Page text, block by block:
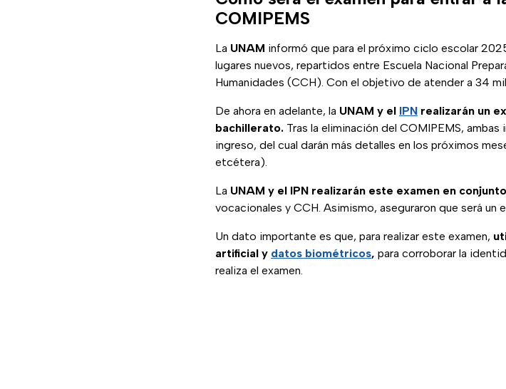
COMIPEMS
La UNAM informó que para el próximo ciclo escolar
lugares nuevos, repartidos entre Escuela Nacional
Humanidades (CCH). Con el objetivo de atender a 34
De ahora en adelante, la UNAM y el IPN realizarán un
bachillerato. Tras la eliminación del COMIPEMS,
ingreso, del cual darán más detalles en los próximos
etcétera).
La UNAM y el IPN realizarán este examen en
vocacionales y CCH. Asimismo, aseguraron que será
Un dato importante es que, para realizar este examen,
artificial y datos biométricos, para corroborar la
realiza el examen.